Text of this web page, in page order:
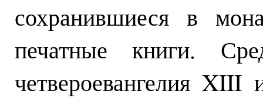
сохранившиеся в
печатные книги.
четвероевангелия